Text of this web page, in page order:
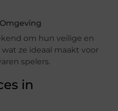
om hun veilige en
ze ideaal maakt voor
spelers.
in